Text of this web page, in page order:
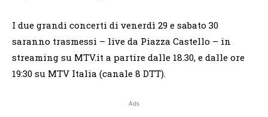
I due grandi concerti di venerdì 29 e sabato 30
saranno trasmessi – live da Piazza Castello – in
streaming su MTV.it a partire dalle 18.30, e dalle ore
19:30 su MTV Italia (canale 8 DTT).
Ads